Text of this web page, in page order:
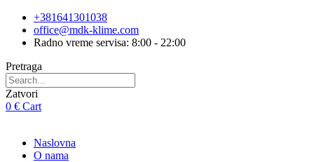
Skip
content
+381641301038
office@mdk-klime.com
Radno vreme servisa: 8:00 - 22:00
Pretraga
Zatvori
0 € Cart
Naslovna
O nama